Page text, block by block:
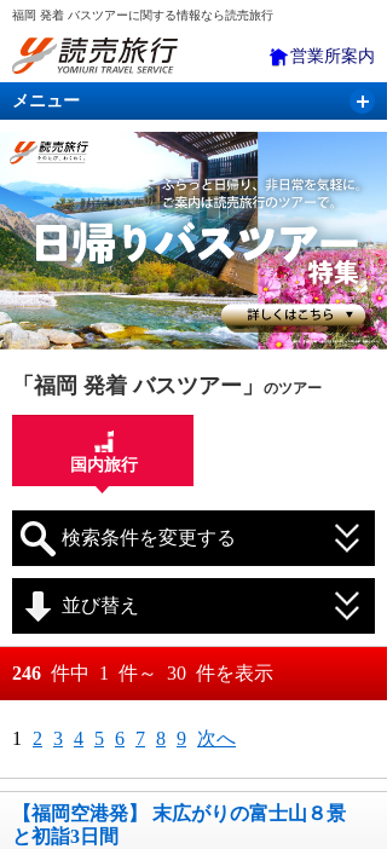
福岡 発着 バスツアーに関する情報なら読売旅行
営業所案内
メニュー
国内旅行 バスツアー 海外旅行 クルーズ
航空・ＪＲ＋宿泊 航空券＆ホテル
「福岡 発着 バスツアー」 のツアー
国内旅行
検索条件を変更する
月
月 日
並び替え
おすすめ順
料金が高い順
246 件中 1 件～ 30 件を表示
1 2 3 4 5 6 7 8 9 次へ
【福岡空港発】 末広がりの富士山８景
と初詣3日間